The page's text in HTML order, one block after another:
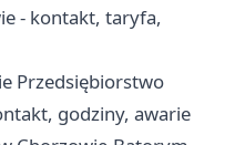
- kontakt, taryfa,
Przedsiębiorstwo
godziny, awarie